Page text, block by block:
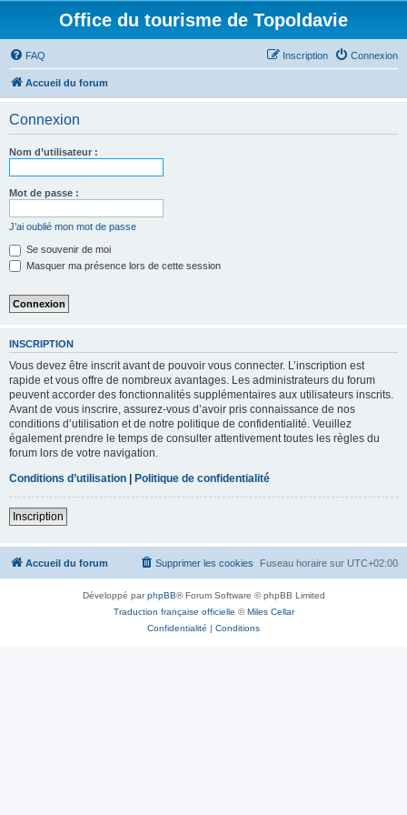
Office du tourisme de Topoldavie
FAQ Connexion
Inscription
Accueil du forum
Connexion
Nom d’utilisateur :
Mot de passe :
J’ai oublié mon mot de passe
Se souvenir de moi
Masquer ma présence lors de cette session
INSCRIPTION
Vous devez être inscrit avant de pouvoir vous connecter. L’inscription est
rapide et vous offre de nombreux avantages. Les administrateurs du forum
peuvent accorder des fonctionnalités supplémentaires aux utilisateurs inscrits.
Avant de vous inscrire, assurez-vous d’avoir pris connaissance de nos
conditions d’utilisation et de notre politique de confidentialité. Veuillez
également prendre le temps de consulter attentivement toutes les règles du
forum lors de votre navigation.
Conditions d’utilisation | Politique de confidentialité
Inscription
Accueil du forum Fuseau horaire sur UTC+02:00
Supprimer les cookies
Développé parphpBB® Forum Software © phpBB Limited
Traduction française officielle ©Miles Cellar
Confidentialité | Conditions